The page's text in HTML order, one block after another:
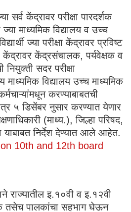
सर्व केंद्रावर परीक्षा पारदर्शक
ज्या माध्यमिक विद्यालय व उच्च
ज्या परीक्षा केंद्रावर प्रविष्ट
केंद्रावर केंद्रसंचालक, पर्यवेक्षक व
नियुक्ती सदर परीक्षा
माध्यमिक विद्यालय उच्च माध्यमिक
करण्याबाबतची
५ डिसेंबर नुसार करण्यात येणार
(माध्य.), जिल्हा परिषद,
याबाबत निर्देश देण्यात आले आहेत.
10th and 12th board
राज्यातील इ.१०वी व इ.१२वी
तसेच पालकांचा सहभाग घेऊन